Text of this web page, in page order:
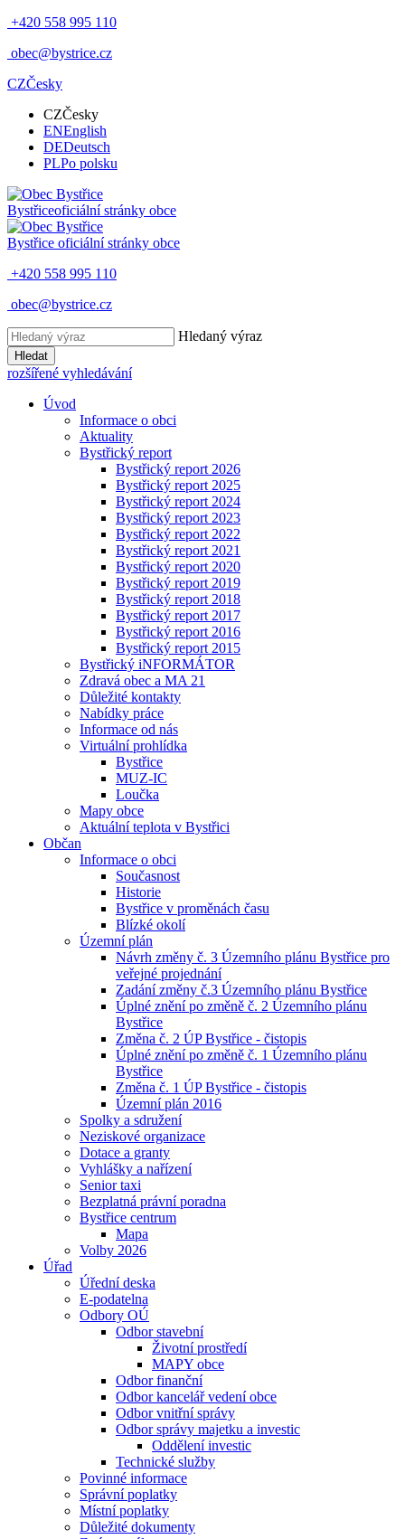
+420 558 995 110
obec@bystrice.cz
CZČesky
CZČesky
ENEnglish
DEDeutsch
PLPo polsku
Bystřiceoficiální stránky obce
Bystřice oficiální stránky obce
+420 558 995 110
obec@bystrice.cz
Hledaný výraz
Hledat
rozšířené vyhledávání
Úvod
Informace o obci
Aktuality
Bystřický report
Bystřický report 2026
Bystřický report 2025
Bystřický report 2024
Bystřický report 2023
Bystřický report 2022
Bystřický report 2021
Bystřický report 2020
Bystřický report 2019
Bystřický report 2018
Bystřický report 2017
Bystřický report 2016
Bystřický report 2015
Bystřický iNFORMÁTOR
Zdravá obec a MA 21
Důležité kontakty
Nabídky práce
Informace od nás
Virtuální prohlídka
Bystřice
MUZ-IC
Loučka
Mapy obce
Aktuální teplota v Bystřici
Občan
Informace o obci
Současnost
Historie
Bystřice v proměnách času
Blízké okolí
Územní plán
Návrh změny č. 3 Územního plánu Bystřice pro
veřejné projednání
Zadání změny č.3 Územního plánu Bystřice
Úplné znění po změně č. 2 Územního plánu
Bystřice
Změna č. 2 ÚP Bystřice - čistopis
Úplné znění po změně č. 1 Územního plánu
Bystřice
Změna č. 1 ÚP Bystřice - čistopis
Územní plán 2016
Spolky a sdružení
Neziskové organizace
Dotace a granty
Vyhlášky a nařízení
Senior taxi
Bezplatná právní poradna
Bystřice centrum
Mapa
Volby 2026
Úřad
Úřední deska
E-podatelna
Odbory OÚ
Odbor stavební
Životní prostředí
MAPY obce
Odbor finanční
Odbor kancelář vedení obce
Odbor vnitřní správy
Odbor správy majetku a investic
Oddělení investic
Technické služby
Povinné informace
Správní poplatky
Místní poplatky
Důležité dokumenty